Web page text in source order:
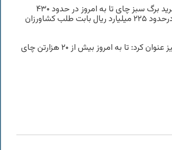
این مقام مسئول با اعلام اینکه ارزش ریالی میزان خرید برگ سبز چای تا به امروز در حدود ۴۳۰
میلیارد ریال است، عنوان کرد: از ابتدای سال تاکنون درحدود ۲۲۵ میلیارد ریال بابت طلب کشاورزان
وی همچنین درمورد میزان چای خشک تولید شده نیز عنوان کرد: تا به امروز بیش از ۲۰ هزارتن چای